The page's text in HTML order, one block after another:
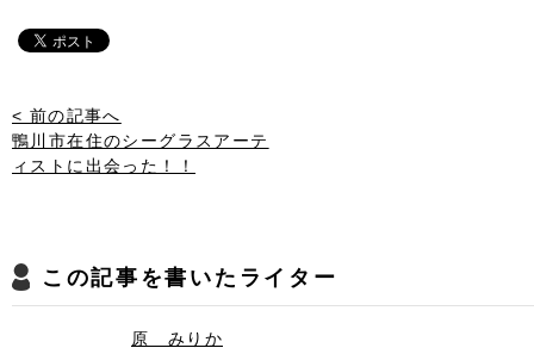
< 前の記事へ
鴨川市在住のシーグラスアーテ
ィストに出会った！！
この記事を書いたライター
原 みりか